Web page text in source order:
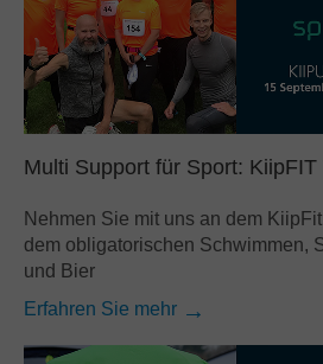
Multi Support für Sport: KiipFIT
Nehmen Sie mit uns an dem
dem obligatorischen Schwimmen,
und Bier
Erfahren Sie mehr